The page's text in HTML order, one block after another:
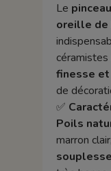
Le
oreille
finesse
de
✅
Poils
marron